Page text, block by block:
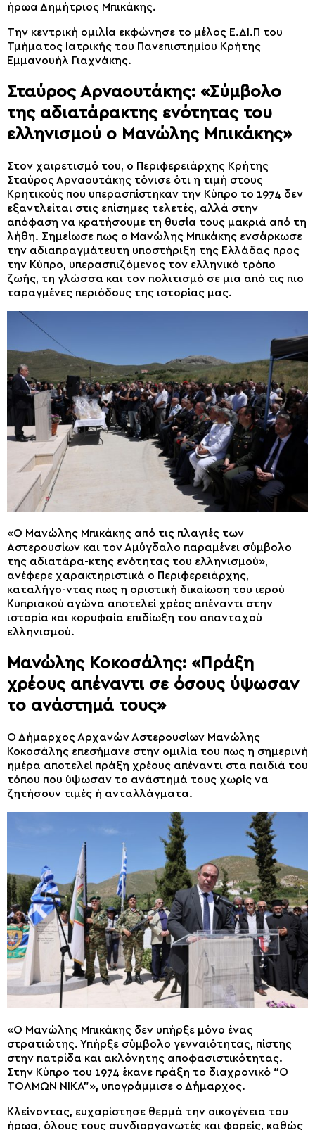
ήρωα Δημήτριος Μπικάκης.
Την κεντρική ομιλία εκφώνησε το μέλος Ε.ΔΙ.Π του
Τμήματος Ιατρικής του Πανεπιστημίου Κρήτης
Εμμανουήλ Γιαχνάκης.
Σταύρος Αρναουτάκης: «Σύμβολο
της αδιατάρακτης ενότητας του
ελληνισμού ο Μανώλης Μπικάκης»
Στον χαιρετισμό του, ο Περιφερειάρχης Κρήτης
Σταύρος Αρναουτάκης τόνισε ότι η τιμή στους
Κρητικούς που υπερασπίστηκαν την Κύπρο το 1974 δεν
εξαντλείται στις επίσημες τελετές, αλλά στην
απόφαση να κρατήσουμε τη θυσία τους μακριά από τη
λήθη. Σημείωσε πως ο Μανώλης Μπικάκης ενσάρκωσε
την αδιαπραγμάτευτη υποστήριξη της Ελλάδας προς
την Κύπρο, υπερασπιζόμενος τον ελληνικό τρόπο
ζωής, τη γλώσσα και τον πολιτισμό σε μια από τις πιο
ταραγμένες περιόδους της ιστορίας μας.
«Ο Μανώλης Μπικάκης από τις πλαγιές των
Αστερουσίων και τον Αμύγδαλο παραμένει σύμβολο
της αδιατάρα-κτης ενότητας του ελληνισμού»,
ανέφερε χαρακτηριστικά ο Περιφερειάρχης,
καταλήγο-ντας πως η οριστική δικαίωση του ιερού
Κυπριακού αγώνα αποτελεί χρέος απέναντι στην
ιστορία και κορυφαία επιδίωξη του απανταχού
ελληνισμού.
Μανώλης Κοκοσάλης: «Πράξη
χρέους απέναντι σε όσους ύψωσαν
το ανάστημά τους»
Ο Δήμαρχος Αρχανών Αστερουσίων Μανώλης
Κοκοσάλης επεσήμανε στην ομιλία του πως η σημερινή
ημέρα αποτελεί πράξη χρέους απέναντι στα παιδιά του
τόπου που ύψωσαν το ανάστημά τους χωρίς να
ζητήσουν τιμές ή ανταλλάγματα.
«Ο Μανώλης Μπικάκης δεν υπήρξε μόνο ένας
στρατιώτης. Υπήρξε σύμβολο γενναιότητας, πίστης
στην πατρίδα και ακλόνητης αποφασιστικότητας.
Στην Κύπρο του 1974 έκανε πράξη το διαχρονικό “Ο
ΤΟΛΜΩΝ ΝΙΚΑ”», υπογράμμισε ο Δήμαρχος.
Κλείνοντας, ευχαρίστησε θερμά την οικογένεια του
ήρωα, όλους τους συνδιοργανωτές και φορείς, καθώς